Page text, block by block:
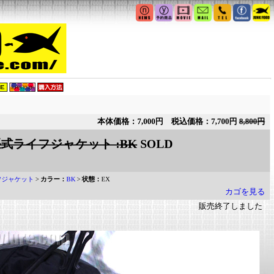
本体価格：7,000円 税込価格：7,700円 8,800円
ライフジャケット :BK SOLD
ャケット > カラー： BK >状態： EX
カゴを見る
販売終了しました